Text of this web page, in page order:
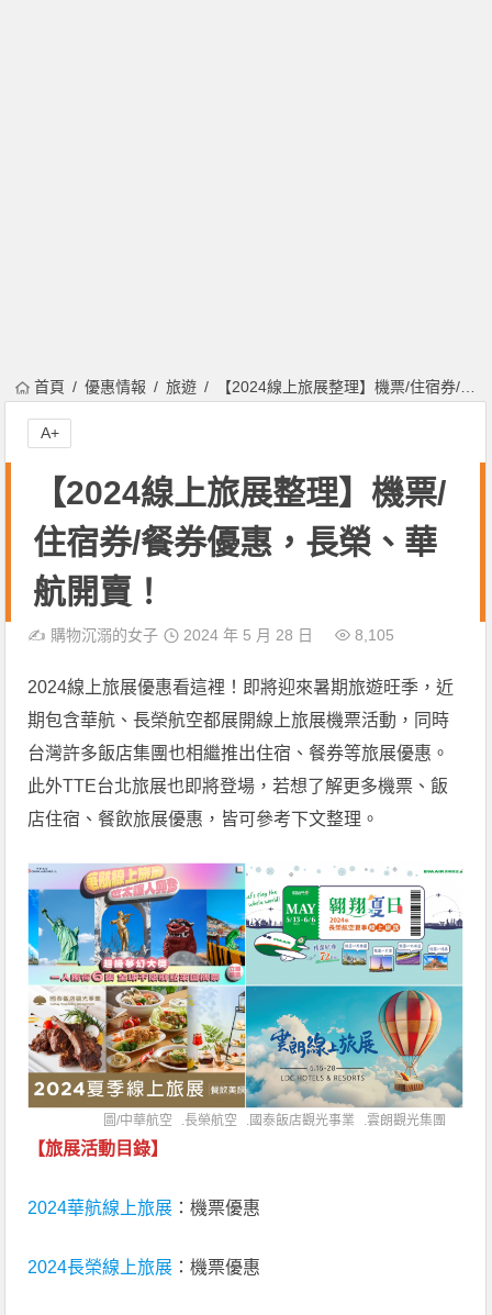
首頁 優惠情報 旅遊 【2024線上旅展整理】機票/住宿券/餐券優惠，長榮、華航開賣！
【2024線上旅展整理】機票/
住宿券/餐券優惠，長榮、華
航開賣！
✍️ 購物沉溺的女子 2024 年 5 月 28 日 8,105
2024線上旅展優惠看這裡！即將迎來暑期旅遊旺季，近
期包含華航、長榮航空都展開線上旅展機票活動，同時
台灣許多飯店集團也相繼推出住宿、餐券等旅展優惠。
此外TTE台北旅展也即將登場，若想了解更多機票、飯
店住宿、餐飲旅展優惠，皆可參考下文整理。
圖/中華航空 .長榮航空 國泰飯店觀光事業 .雲朗觀光集團
【旅展活動目錄】
2024華航線上旅展 ：機票優惠
2024長榮線上旅展 ：機票優惠
A+